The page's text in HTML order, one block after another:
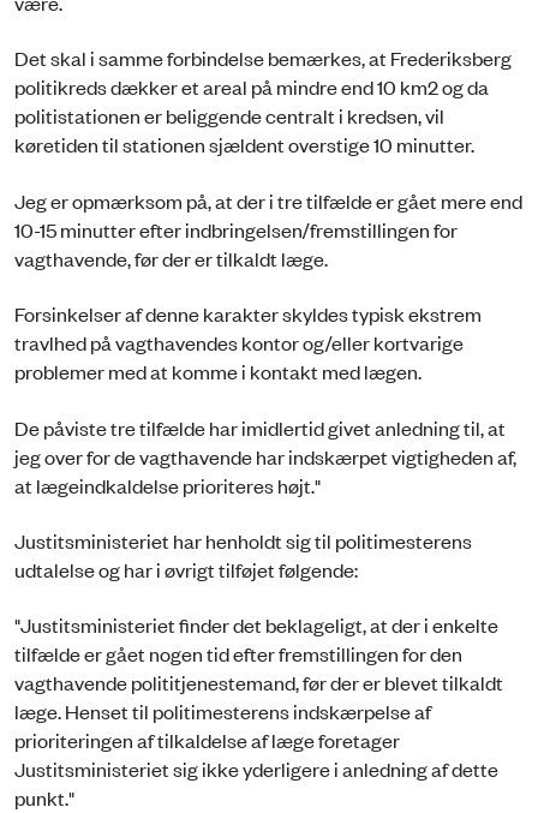
Det skal i samme forbindelse bemærkes, at Frederiksberg
politikreds dækker et areal på mindre end 10 km2 og da
politistationen er beliggende centralt i kredsen, vil
køretiden til stationen sjældent overstige 10 minutter.
Jeg er opmærksom på, at der i tre tilfælde er gået mere end
10-15 minutter efter indbringelsen/fremstillingen for
vagthavende, før der er tilkaldt læge.
Forsinkelser af denne karakter skyldes typisk ekstrem
travlhed på vagthavendes kontor og/eller kortvarige
problemer med at komme i kontakt med lægen.
De påviste tre tilfælde har imidlertid givet anledning til, at
jeg over for de vagthavende har indskærpet vigtigheden af,
at lægeindkaldelse prioriteres højt."
Justitsministeriet har henholdt sig til politimesterens
udtalelse og har i øvrigt tilføjet følgende:
"Justitsministeriet finder det beklageligt, at der i enkelte
tilfælde er gået nogen tid efter fremstillingen for den
vagthavende polititjenestemand, før der er blevet tilkaldt
læge. Henset til politimesterens indskærpelse af
prioriteringen af tilkaldelse af læge foretager
Justitsministeriet sig ikke yderligere i anledning af dette
punkt."